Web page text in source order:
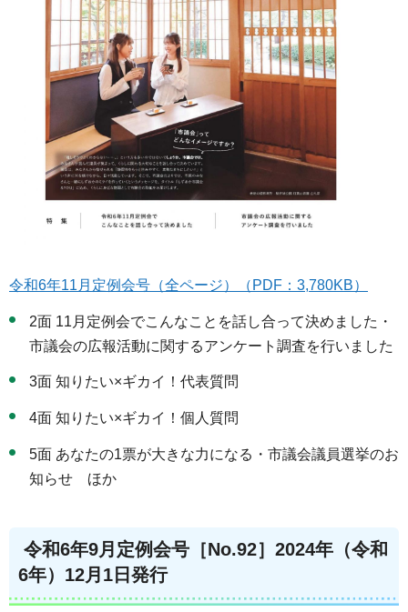
令和6年11月定例会号（全ページ）（PDF：3,780KB）
2面 11月定例会でこんなことを話し合って決めました・
市議会の広報活動に関するアンケート調査を行いました
3面 知りたい×ギカイ！代表質問
4面 知りたい×ギカイ！個人質問
5面 あなたの1票が大きな力になる・市議会議員選挙のお
知らせ ほか
令和6年9月定例会号［No.92］2024年（令和
6年）12月1日発行